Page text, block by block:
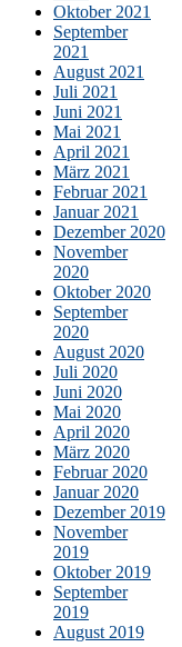
Oktober 2021
September
2021
August 2021
Juli 2021
Juni 2021
Mai 2021
April 2021
März 2021
Februar 2021
Januar 2021
Dezember 2020
November
2020
Oktober 2020
September
2020
August 2020
Juli 2020
Juni 2020
Mai 2020
April 2020
März 2020
Februar 2020
Januar 2020
Dezember 2019
November
2019
Oktober 2019
September
2019
August 2019